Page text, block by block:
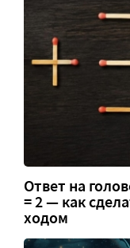
Ответ на
= 2 — как
ходом